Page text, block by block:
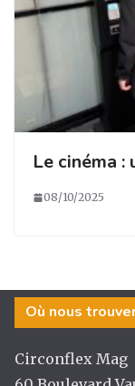
Le cinéma
08/10/2025
Où nous
Circonflex Mag